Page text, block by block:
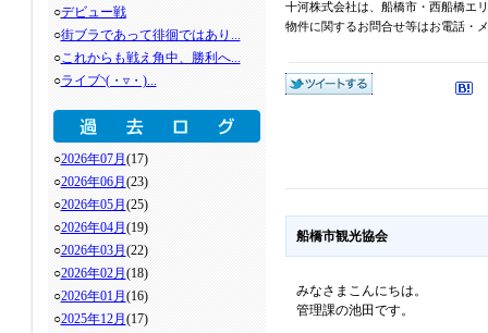
○デビュー戦
○街ブラであって徘徊ではあり...
○これからも戦え角中、勝利へ...
○ライブ◝(・▿・)...
○2026年07月 (17)
○2026年06月 (23)
○2026年05月 (25)
○2026年04月 (19)
○2026年03月 (22)
○2026年02月 (18)
○2026年01月 (16)
○2025年12月 (17)
十河株式会社は、船橋市・西船橋エ
物件に関するお問合せ等はお電話・
船橋市観光協会
みなさまこんにちは。
管理課の池田です。